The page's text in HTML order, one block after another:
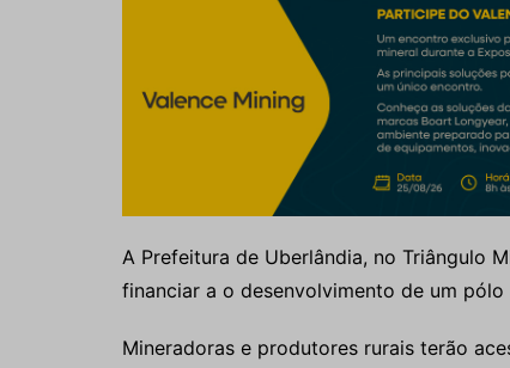
A Prefeitura de Uberlândia, no Triângulo
financiar a o desenvolvimento de um
Mineradoras e produtores rurais terão